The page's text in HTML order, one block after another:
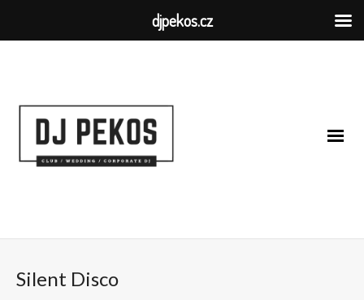
Silent Disco
djpekos.cz